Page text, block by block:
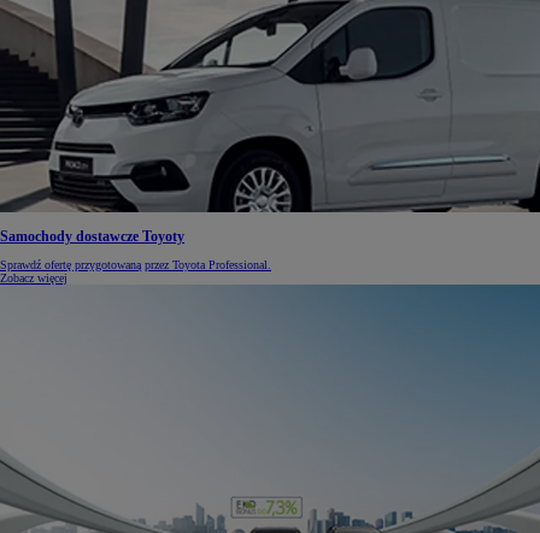
Samochody dostawcze Toyoty
Sprawdź ofertę przygotowaną przez Toyota Professional.
Zobacz więcej